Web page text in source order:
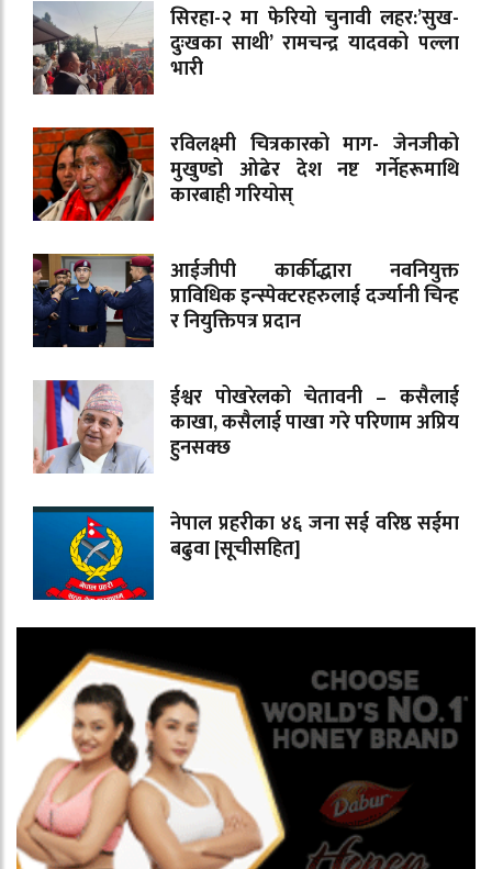
सिरहा-२ मा फेरियो चुनावी लहर:’सुख-
दुःखका साथी’ रामचन्द्र यादवको पल्ला
भारी
रविलक्ष्मी चित्रकारको माग- जेनजीको
मुखुण्डो ओढेर देश नष्ट गर्नेहरूमाथि
कारबाही गरियोस्
आईजीपी कार्कीद्धारा नवनियुक्त
प्राविधिक इन्स्पेक्टरहरुलाई दर्ज्यानी चिन्ह
र नियुक्तिपत्र प्रदान
ईश्वर पोखरेलको चेतावनी – कसैलाई
काखा, कसैलाई पाखा गरे परिणाम अप्रिय
हुनसक्छ
नेपाल प्रहरीका ४६ जना सई वरिष्ठ सईमा
बढुवा [सूचीसहित]